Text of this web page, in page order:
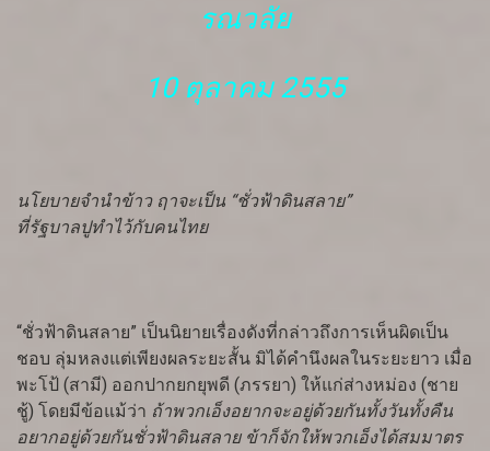
รณวลัย
10 ตุลาคม 2555
นโยบายจำนำข้าว ฤาจะเป็น “ชั่วฟ้าดินสลาย”
ที่รัฐบาลปูทำไว้กับคนไทย
“ชั่วฟ้าดินสลาย” เป็นนิยายเรื่องดังที่กล่าวถึงการเห็นผิดเป็น
ชอบ ลุ่มหลงแต่เพียงผลระยะสั้น มิได้คำนึงผลในระยะยาว เมื่อ
พะโป้ (สามี) ออกปากยกยุพดี (ภรรยา) ให้แก่ส่างหม่อง (ชาย
ชู้) โดยมีข้อแม้ว่า ถ้าพวกเอ็งอยากจะอยู่ด้วยกันทั้งวันทั้งคืน
อยากอยู่ด้วยกันชั่วฟ้าดินสลาย ข้าก็จักให้พวกเอ็งได้สมมาตร